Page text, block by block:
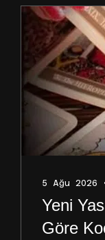
5 Ağu 2026
Yeni
Göre